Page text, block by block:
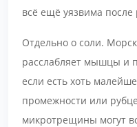
всё ещё уязвима после
Отдельно о соли.
расслабляет мышцы и
если есть хоть
промежности или
микротрещины могут